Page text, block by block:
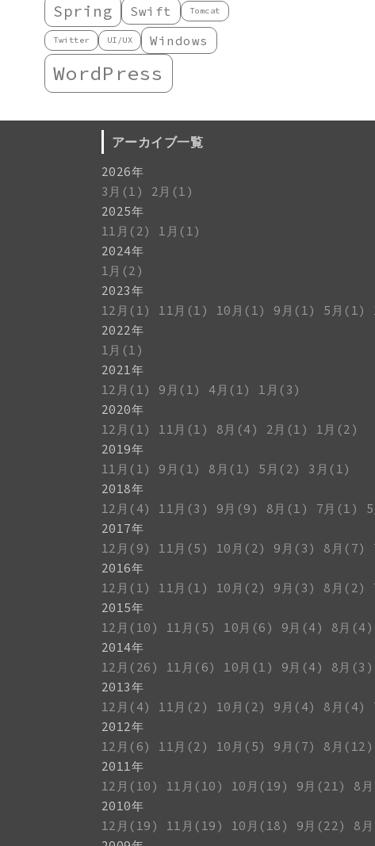
Spring Swift Tomcat
Twitter UI/UX Windows
WordPress
アーカイブ一覧
2026年
3月(1)
2月(1)
2025年
11月(2)
1月(1)
2024年
1月(2)
2023年
12月(1)
11月(1) 10月(1) 9月(1) 5月(1)
2022年
1月(1)
2021年
12月(1)
9月(1) 4月(1)
1月(3)
2020年
12月(1)
11月(1) 8月(4) 2月(1)
1月(2)
2019年
11月(1)
9月(1) 8月(1) 5月(2)
3月(1)
2018年
12月(4)
11月(3) 9月(9) 8月(1) 7月(1)
2017年
12月(9)
11月(5) 10月(2) 9月(3) 8月(7)
2016年
12月(1)
11月(1) 10月(2) 9月(3) 8月(2)
2015年
12月(10)
11月(5) 10月(6) 9月(4) 8月(4)
2014年
12月(26)
11月(6) 10月(1) 9月(4) 8月(3)
2013年
12月(4)
11月(2) 10月(2) 9月(4) 8月(4)
2012年
12月(6)
11月(2) 10月(5) 9月(7) 8月(12)
2011年
12月(10)
11月(10) 10月(19) 9月(21) 8
2010年
12月(19)
11月(19) 10月(18) 9月(22) 8